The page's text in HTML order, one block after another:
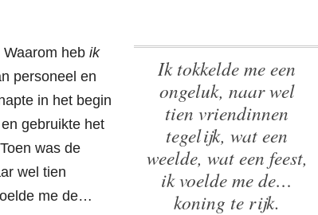
Ik tokkelde me een
ongeluk, naar wel
tien vriendinnen
tegelijk, wat een
weelde, wat een feest,
ik voelde me de…
koning te rijk.
heb ik
personeel en
in het begin
gebruikte het
was de
wel tien
me de…